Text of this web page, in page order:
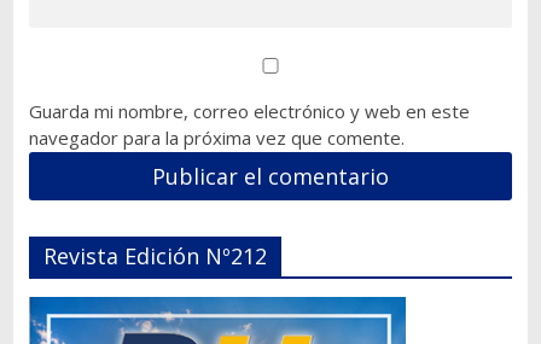
Guarda mi nombre, correo electrónico y web en este
navegador para la próxima vez que comente.
Revista Edición Nº212